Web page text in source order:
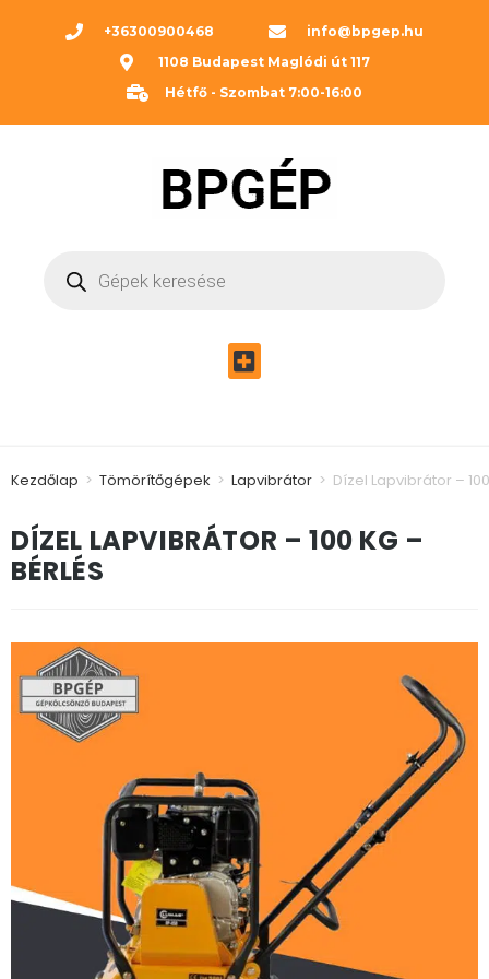
+36300900468
info@bpgep.hu
1108 Budapest Maglódi út 117
Hétfő - Szombat 7:00-16:00
Kezdőlap > Tömörítőgépek > Lapvibrátor > Dízel Lapvibrátor –
DÍZEL LAPVIBRÁTOR – 100 KG –
BÉRLÉS